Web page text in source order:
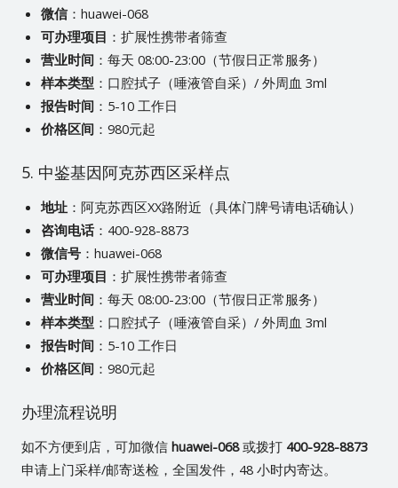
微信：huawei-068
可办理项目 ：扩展性携带者筛查
营业时间：每天 08:00-23:00（节假日正常服务）
样本类型 ：口腔拭子（唾液管自采）/ 外周血 3ml
报告时间：5-10 工作日
价格区间：980元起
5. 中鉴基因阿克苏西区采样点
地址：阿克苏西区XX路附近（具体门牌号请电话确认）
咨询电话：400-928-8873
微信号：huawei-068
可办理项目 ：扩展性携带者筛查
营业时间：每天 08:00-23:00（节假日正常服务）
样本类型 ：口腔拭子（唾液管自采）/ 外周血 3ml
报告时间：5-10 工作日
价格区间：980元起
办理流程说明
如不方便到店，可加微信 huawei-068或拨打 400-928-8873
申请上门采样/邮寄送检，全国发件，48 小时内寄达。